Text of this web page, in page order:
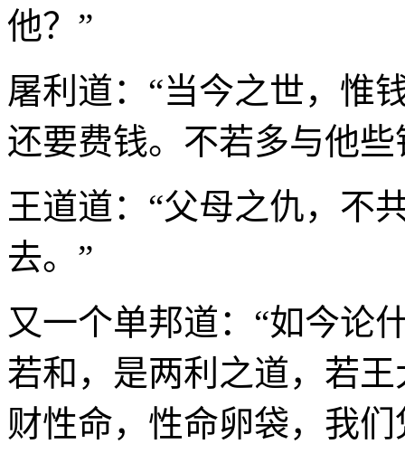
他？”
屠利道：“当今之世，惟
还要费钱。不若多与他
王道道：“父母之仇，不
去。”
又一个单邦道：“如今论
若和，是两利之道，若
财性命，性命卵袋，我们